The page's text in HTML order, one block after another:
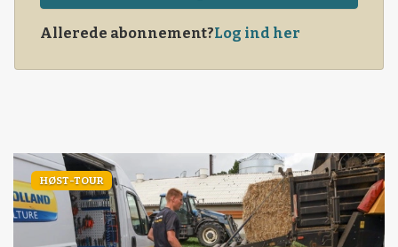
Allerede abonnement?Log ind her
HØST-TOUR